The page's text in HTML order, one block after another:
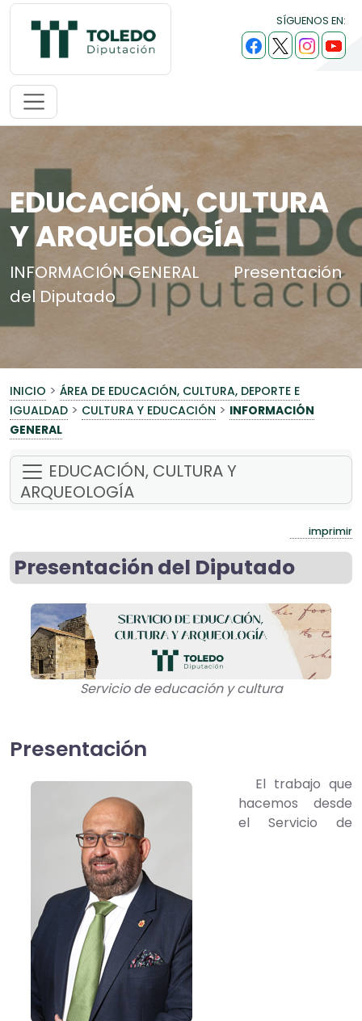
SÍGUENOS EN:
EDUCACIÓN, CULTURA
Y ARQUEOLOGÍA
INFORMACIÓN GENERAL
Presentación
del Diputado
INICIO > ÁREA DE EDUCACIÓN, CULTURA, DEPORTE E
IGUALDAD > CULTURA Y EDUCACIÓN > INFORMACIÓN
GENERAL
EDUCACIÓN, CULTURA Y
ARQUEOLOGÍA
imprimir
Presentación del Diputado
Servicio de educación y cultura
Presentación
El trabajo que
hacemos desde
el Servicio de